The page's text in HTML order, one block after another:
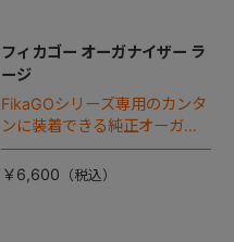
フィカゴー オーガナイザー ラ
ージ
FikaGOシリーズ専用のカンタ
ンに装着できる純正オーガナ
イザー。
￥6,600